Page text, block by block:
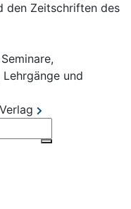
den Zeitschriften des
Lehrgänge und